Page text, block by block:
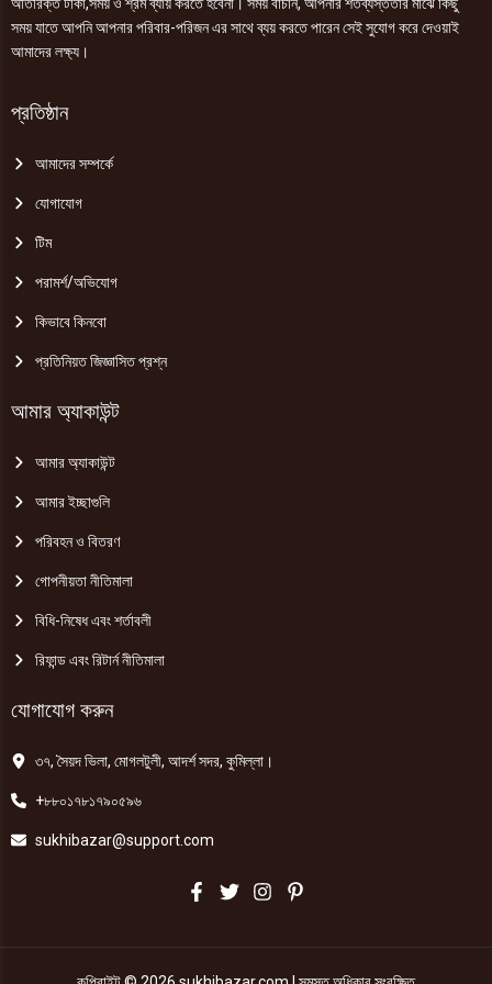
সময় যাতে আপনি আপনার পরিবার-পরিজন এর সাথে ব্যয় করতে পারেন সেই সুযোগ করে দেওয়াই
আমাদের লক্ষ্য।
প্রতিষ্ঠান
আমাদের সম্পর্কে
যোগাযোগ
টিম
পরামর্শ/অভিযোগ
কিভাবে কিনবো
প্রতিনিয়ত জিজ্ঞাসিত প্রশ্ন
আমার অ্যাকাউন্ট
আমার অ্যাকাউন্ট
আমার ইচ্ছাগুলি
পরিবহন ও বিতরণ
গোপনীয়তা নীতিমালা
বিধি-নিষেধ এবং শর্তাবলী
রিফান্ড এবং রিটার্ন নীতিমালা
যোগাযোগ করুন
৩৭, সৈয়দ ভিলা, মোগলটুলী, আদর্শ সদর, কুমিল্লা।
+৮৮০১৭৮১৭৯০৫৯৬
sukhibazar@support.com